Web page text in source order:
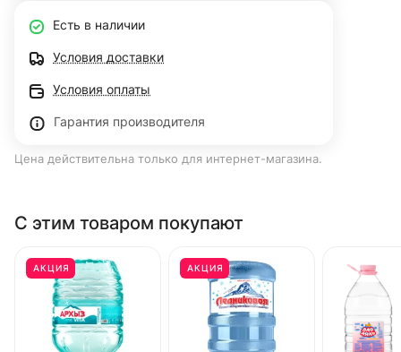
Есть в наличии
Условия доставки
Условия оплаты
Гарантия производителя
Цена действительна только для интернет-магазина.
С этим товаром покупают
АКЦИЯ АКЦИЯ